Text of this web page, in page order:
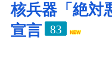
核兵器「絶対
宣言
83